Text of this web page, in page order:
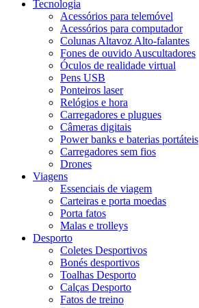
Tecnologia
Acessórios para telemóvel
Acessórios para computador
Colunas Altavoz Alto-falantes
Fones de ouvido Auscultadores
Óculos de realidade virtual
Pens USB
Ponteiros laser
Relógios e hora
Carregadores e plugues
Câmeras digitais
Power banks e baterias portáteis
Carregadores sem fios
Drones
Viagens
Essenciais de viagem
Carteiras e porta moedas
Porta fatos
Malas e trolleys
Desporto
Coletes Desportivos
Bonés desportivos
Toalhas Desporto
Calças Desporto
Fatos de treino